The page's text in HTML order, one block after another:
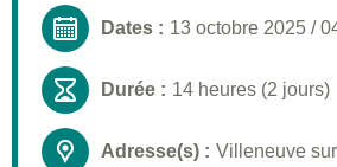
Dates : 13 octobre 2025 /
Durée : 14 heures (2 jours)
Adresse(s) : Villeneuve